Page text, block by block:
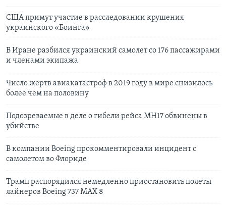
США примут участие в расследовании крушения
украинского «Боинга»
В Иране разбился украинский самолет со 176 пассажирами
и членами экипажа
Число жертв авиакатастроф в 2019 году в мире снизилось
более чем на половину
Подозреваемые в деле о гибели рейса МН17 обвинены в
убийстве
В компании Boeing прокомментировали инцидент с
самолетом во Флориде
Трамп распорядился немедленно приостановить полеты
лайнеров Boeing 737 MAX 8